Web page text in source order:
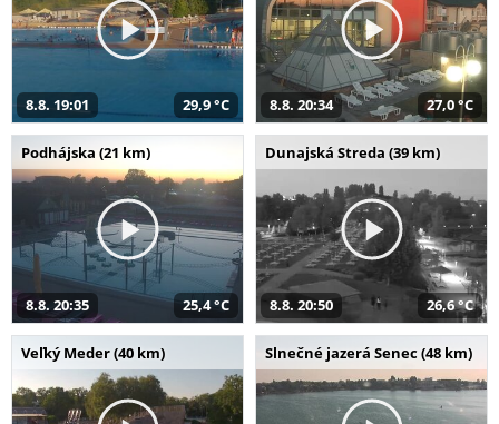
8.8. 19:01 29,9 °C 8.8. 20:34 27,0 °C
Podhájska (21 km)
8.8. 20:35 25,4 °C
Dunajská Streda (39 km)
8.8. 20:50 26,6 °C
Veľký Meder (40 km) Slnečné jazerá Senec (48 km)